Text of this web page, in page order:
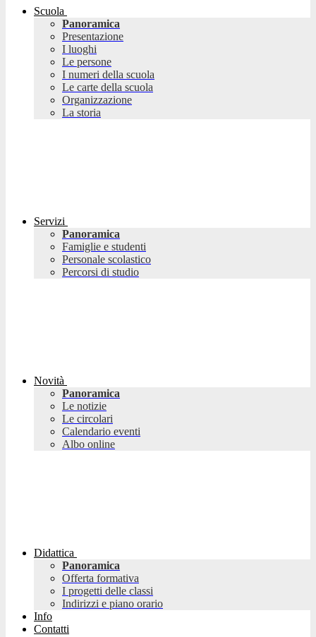
Scuola
Panoramica
Presentazione
I luoghi
Le persone
I numeri della scuola
Le carte della scuola
Organizzazione
La storia
Servizi
Panoramica
Famiglie e studenti
Personale scolastico
Percorsi di studio
Novità
Panoramica
Le notizie
Le circolari
Calendario eventi
Albo online
Didattica
Panoramica
Offerta formativa
I progetti delle classi
Indirizzi e piano orario
Info
Contatti